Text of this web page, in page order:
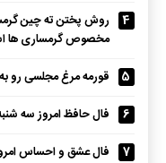
4
روش پختن ته چین
مخصوص گرمساری ها
5
قورمه مرغ مجلسی رو
6
فال حافظ امروز سه شنبه 5 اسفند
7
فال عشق و احساس امروز سه